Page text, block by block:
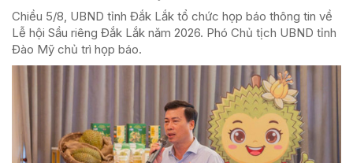
Chiều 5/8, UBND tỉnh Đắk Lắk tổ chức họp báo thông tin về
Lễ hội Sầu riêng Đắk Lắk năm 2026. Phó Chủ tịch UBND tỉnh
Đào Mỹ chủ trì họp báo.